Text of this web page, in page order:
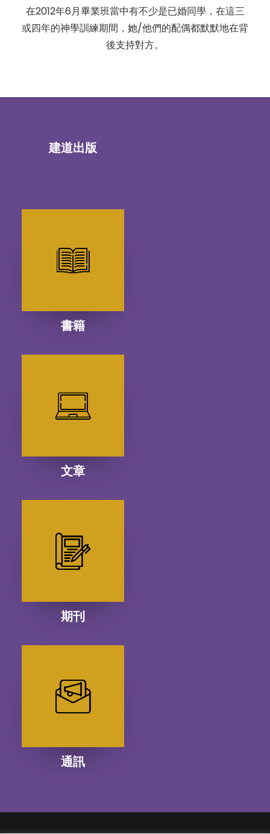
在2012年6月畢業班當中有不少是已婚同學，在這三
或四年的神學訓練期間，她/他們的配偶都默默地在背
後支持對方。
建道出版
書籍
文章
期刊
通訊